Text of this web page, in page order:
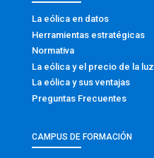
La eólica en datos
Herramientas estratégicas
Normativa
La eólica y el precio de la luz
La eólica y sus ventajas
Preguntas Frecuentes
CAMPUS DE FORMACIÓN